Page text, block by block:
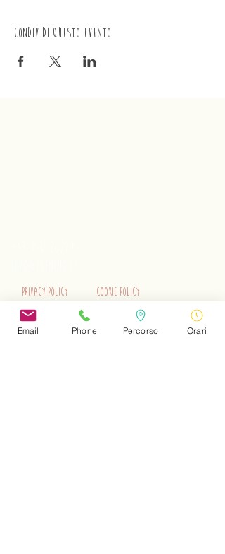
Condividi questo evento
Privacy Policy Cookie Policy
EN Privacy Policy EN Cookie Policy
Email Phone Percorso Orari